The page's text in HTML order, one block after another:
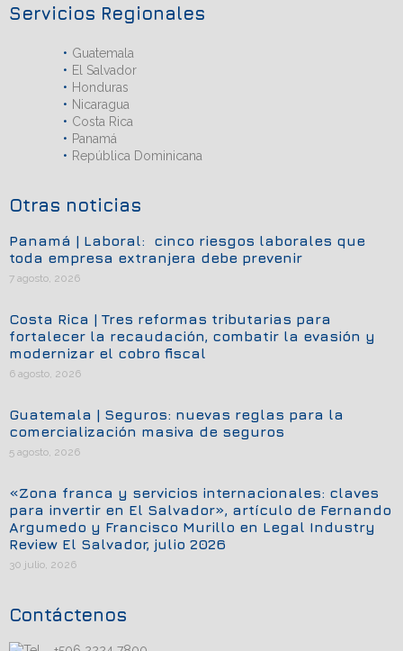
Servicios Regionales
Guatemala
El Salvador
Honduras
Nicaragua
Costa Rica
Panamá
República Dominicana
Otras noticias
Panamá | Laboral: cinco riesgos laborales que
toda empresa extranjera debe prevenir
7 agosto, 2026
Costa Rica | Tres reformas tributarias para
fortalecer la recaudación, combatir la evasión y
modernizar el cobro fiscal
6 agosto, 2026
Guatemala | Seguros: nuevas reglas para la
comercialización masiva de seguros
5 agosto, 2026
«Zona franca y servicios internacionales: claves
para invertir en El Salvador», artículo de Fernando
Argumedo y Francisco Murillo en Legal Industry
Review El Salvador, julio 2026
30 julio, 2026
Contáctenos